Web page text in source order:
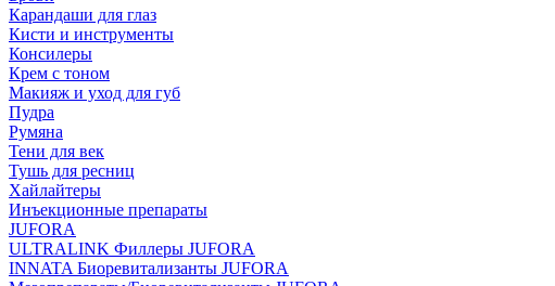
Карандаши для глаз
Кисти и инструменты
Консилеры
Крем с тоном
Макияж и уход для губ
Пудра
Румяна
Тени для век
Тушь для ресниц
Хайлайтеры
Инъекционные препараты
JUFORA
ULTRALINK Филлеры JUFORA
INNATA Биоревитализанты JUFORA